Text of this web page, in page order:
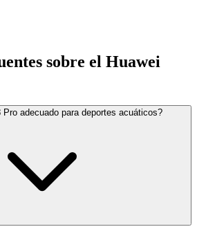
sobre el Huawei
adecuado para deportes acuáticos?